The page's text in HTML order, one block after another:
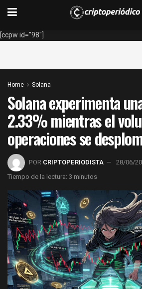
[ccpw id="98"]
Home Solana
Solana experimenta
2.33% mientras el
operaciones se
POR CRIPTOPERIODISTA
28/06/
Tiempo de la lectura: 3 minutos